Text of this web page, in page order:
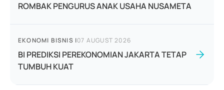
ROMBAK PENGURUS ANAK USAHA NUSAMETA
EKONOMI BISNIS |07 AUGUST 2026
BI PREDIKSI PEREKONOMIAN JAKARTA TETAP
TUMBUH KUAT